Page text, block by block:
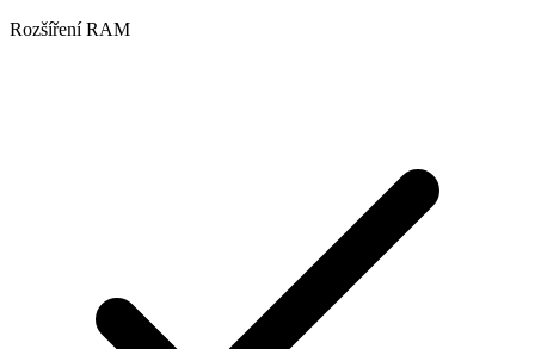
Rozšíření RAM